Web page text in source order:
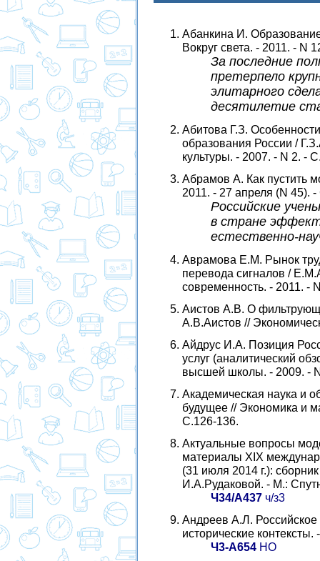
Абанкина И.
Вокруг света. - 2011. - N
За последние
претерпело
элитарного
десятилетие
Абитова Г.З.
образования России /
культуры. - 2007. - N 2. -
Абрамов А. Как пустить
2011. - 27 апреля (N 45).
Российские
в стране
естественно-
Аврамова Е.М. Рынок
перевода сигналов /
современность. - 2011. -
Аистов А.В. О
А.В.Аистов //
Айдрус И.А. Позиция
услуг (аналитический
высшей школы. - 2009. -
Академическая наука и
будущее // Экономика и
С.126-136.
Актуальные вопросы
материалы XIX
(31 июля 2014 г.):
И.А.Рудаковой. - М.:
Ч34/А437ч/з3
Андреев А.Л.
исторические
Ч3-А654НО